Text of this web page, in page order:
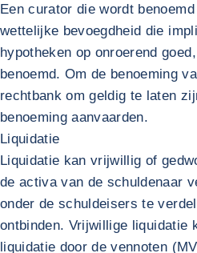
Een curator die wordt
wettelijke bevoegdheid die
hypotheken op onroerend
benoemd. Om de benoeming
rechtbank om geldig te laten
benoeming aanvaarden.
Liquidatie
Liquidatie kan vrijwillig of
de activa van de schuldenaar
onder de schuldeisers te
ontbinden. Vrijwillige liquidatie
liquidatie door de vennoten